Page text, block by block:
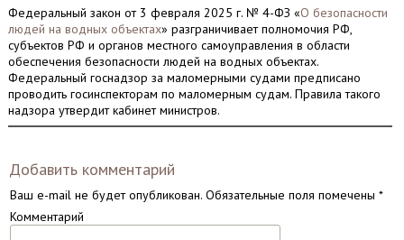
Федеральный закон от 3 февраля 2025 г. № 4-ФЗ «О безопасности
людей на водных объектах» разграничивает полномочия РФ,
субъектов РФ и органов местного самоуправления в области
обеспечения безопасности людей на водных объектах.
Федеральный госнадзор за маломерными судами предписано
проводить госинспекторам по маломерным судам. Правила такого
надзора утвердит кабинет министров.
Добавить комментарий
Ваш e-mail не будет опубликован.Обязательные поля помечены *
Комментарий